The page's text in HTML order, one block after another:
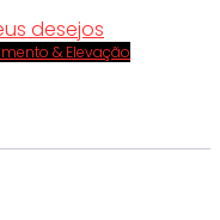
desejos
& Elevação